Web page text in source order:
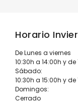
Horario
De Lunes a viernes
10:30h a 14:00h y
Sábado:
10:30h a 15:00h y
Domingos:
Cerrado